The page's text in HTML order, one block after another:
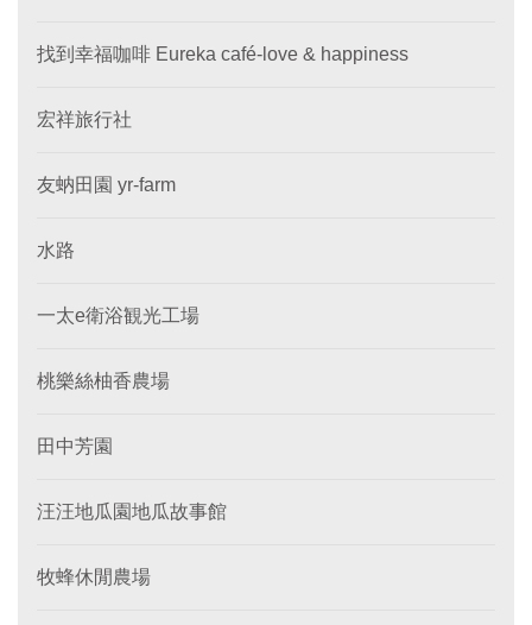
找到幸福咖啡 Eureka café-love & happiness
宏祥旅行社
友蚋田園 yr-farm
水路
一太e衛浴観光工場
桃樂絲柚香農場
田中芳園
汪汪地瓜園地瓜故事館
牧蜂休閒農場